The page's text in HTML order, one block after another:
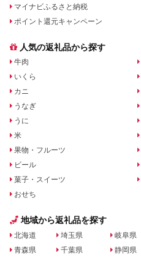
マイナビふるさと納税
ポイント還元キャンペーン
人気の返礼品から探す
牛肉
いくら
カニ
うなぎ
うに
米
果物・フルーツ
ビール
菓子・スイーツ
おせち
地域から返礼品を探す
北海道
青森県
埼玉県
千葉県
岐阜県
静岡県